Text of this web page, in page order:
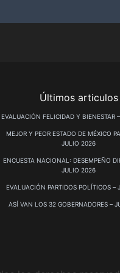
Últimos articulos
EVALUACIÓN FELICIDAD Y BIENESTAR
MEJOR Y PEOR ESTADO DE MÉXICO
JULIO 2026
ENCUESTA NACIONAL: DESEMPEÑO
JULIO 2026
EVALUACIÓN PARTIDOS POLÍTICOS –
ASÍ VAN LOS 32 GOBERNADORES –